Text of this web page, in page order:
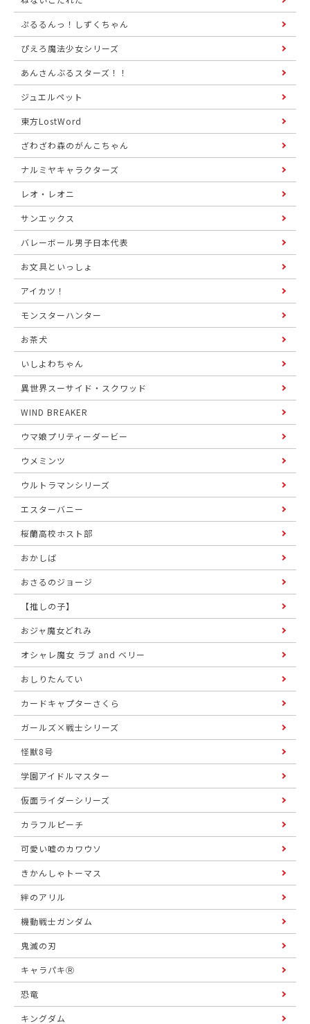
ぷるるんっ！しずくちゃん
ぴえろ魔法少女シリーズ
あんさんぶるスターズ！！
ジュエルペット
東方LostWord
ざわざわ森のがんこちゃん
ナルミヤキャラクターズ
レオ・レオニ
サンエックス
バレーボール男子日本代表
お文具といっしょ
アイカツ！
モンスターハンター
お茶犬
いしよわちゃん
異世界スーサイド・スクワッド
WIND BREAKER
ウマ娘プリティーダービー
ウメミンツ
ウルトラマンシリーズ
エスターバニー
桜蘭高校ホスト部
おかしば
おさるのジョージ
【推しの子】
おジャ魔女どれみ
オシャレ魔女 ラブ and ベリー
おしりたんてい
カードキャプターさくら
ガールズ×戦士シリーズ
怪獣8号
学園アイドルマスター
仮面ライダーシリーズ
カラフルピーチ
可愛い嘘のカワウソ
きかんしゃトーマス
絆のアリル
機動戦士ガンダム
鬼滅の刃
キャラパキⓇ
恐竜
キングダム